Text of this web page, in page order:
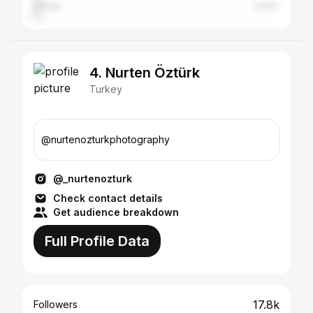
4. Nurten Öztürk
Turkey
@nurtenozturkphotography
@_nurtenozturk
Check contact details
Get audience breakdown
Full Profile Data
Followers 17.8k